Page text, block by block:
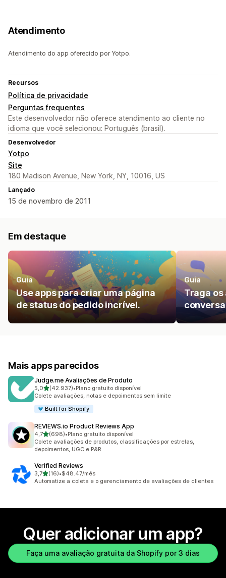
Atendimento
Atendimento do app oferecido por Yotpo.
Recursos
Política de privacidade
Perguntas frequentes
Este desenvolvedor não oferece atendimento ao cliente no
idioma que você selecionou: Português (brasil).
Desenvolvedor
Yotpo
Site
180 Madison Avenue, New York, NY, 10016, US
Lançado
15 de novembro de 2011
Em destaque
Guia
Use apps para criar uma página
de status do pedido incrível.
Guia
Traga os
Mais apps parecidos
Judge.me Avaliações de Produto
5,0de 5 estrelas
(42.937)
42937 avaliações ao todo
•Plano gratuito disponível
Colete avaliações, notas e depoimentos sem limite
Built for Shopify
REVIEWS.io Product Reviews App
4,7de 5 estrelas
(698)
698 avaliações ao todo
•Plano gratuito disponível
Colete avaliações de produtos, classificações por estrelas,
depoimentos, UGC e P&R
Verified Reviews
3,7de 5 estrelas
(16)
16 avaliações ao todo
•$48.47/mês
Automatize a coleta e o gerenciamento de avaliações de clientes
Quer adicionar um app?
Faça uma avaliação gratuita da Shopify por 3 dias